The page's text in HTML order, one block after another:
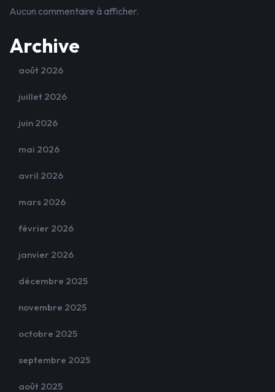
Aucun commentaire à afficher.
Archive
août 2026
juillet 2026
juin 2026
mai 2026
avril 2026
mars 2026
février 2026
janvier 2026
décembre 2025
novembre 2025
octobre 2025
septembre 2025
août 2025